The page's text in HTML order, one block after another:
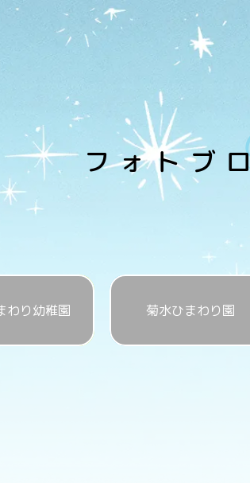
フォトブ
わり幼稚園 菊水ひまわり園